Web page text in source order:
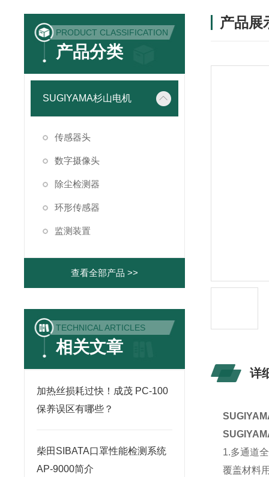
PRODUCT CLASSIFICATION
产品分类
SUGIYAMA杉山电机
传感器头
数字摄像头
除尘检测器
环形传感器
监测装置
查看全部产品 >>
TECHNICAL ARTICLES
相关文章
加热丝损耗过快！成茂 PC-100
保养误区有哪些？
柴田SIBATA口罩性能检测系统
AP-9000简介
产品展
详
1.多通道
覆盖材料